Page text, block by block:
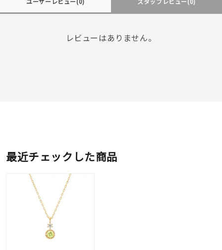
レビューはありません。
最近チェックした商品